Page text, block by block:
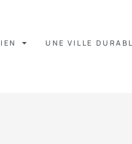
UNE VILLE